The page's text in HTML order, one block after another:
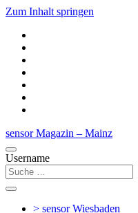
Zum Inhalt springen
sensor Magazin – Mainz
Username
> sensorWiesbaden